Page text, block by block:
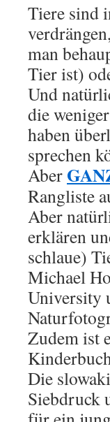
Tiere sind
man
Tier ist)
Und
die
haben
sprechen
Aber
Rangliste
Aber
erklären
schlaue)
Michael
University
Zudem ist
Die
Siebdruck